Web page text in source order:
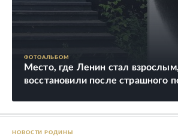
ФОТОАЛЬБОМ
Место, где Ленин стал взрослым,
восстановили после страшного
НОВОСТИ РОДИНЫ